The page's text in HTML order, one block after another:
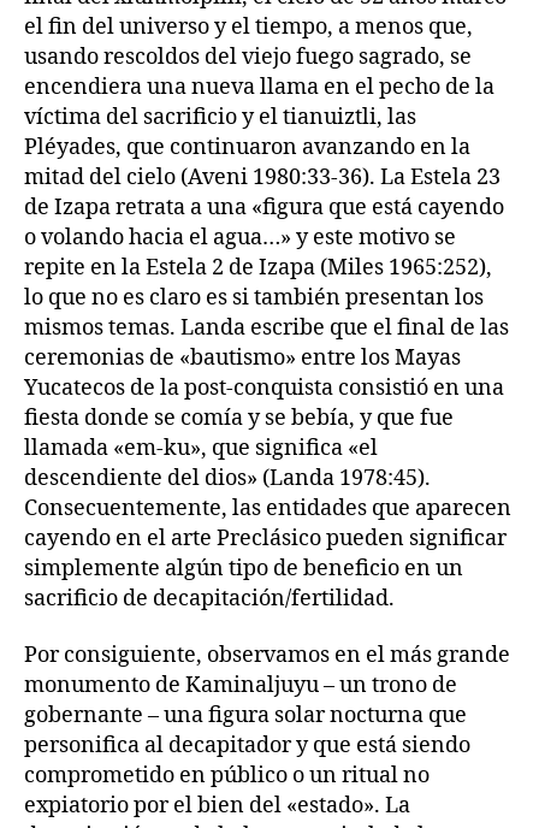
el fin del universo y el tiempo, a menos que,
usando rescoldos del viejo fuego sagrado, se
encendiera una nueva llama en el pecho de la
víctima del sacrificio y el tianuiztli, las
Pléyades, que continuaron avanzando en la
mitad del cielo (Aveni 1980:33-36). La Estela 23
de Izapa retrata a una «figura que está cayendo
o volando hacia el agua…» y este motivo se
repite en la Estela 2 de Izapa (Miles 1965:252),
lo que no es claro es si también presentan los
mismos temas. Landa escribe que el final de las
ceremonias de «bautismo» entre los Mayas
Yucatecos de la post-conquista consistió en una
fiesta donde se comía y se bebía, y que fue
llamada «em-ku», que significa «el
descendiente del dios» (Landa 1978:45).
Consecuentemente, las entidades que aparecen
cayendo en el arte Preclásico pueden significar
simplemente algún tipo de beneficio en un
sacrificio de decapitación/fertilidad.
Por consiguiente, observamos en el más grande
monumento de Kaminaljuyu – un trono de
gobernante – una figura solar nocturna que
personifica al decapitador y que está siendo
comprometido en público o un ritual no
expiatorio por el bien del «estado». La